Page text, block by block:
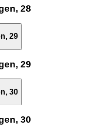
28
29
29
30
30